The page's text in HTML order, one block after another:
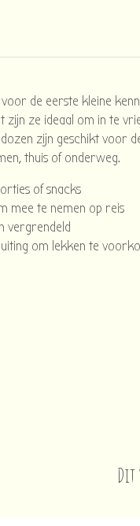
de eerste kleine
ze ideaal om in te
zijn geschikt voor
thuis of onderweg.
of snacks
mee te nemen op reis
vergrendeld
om lekken te
Dit